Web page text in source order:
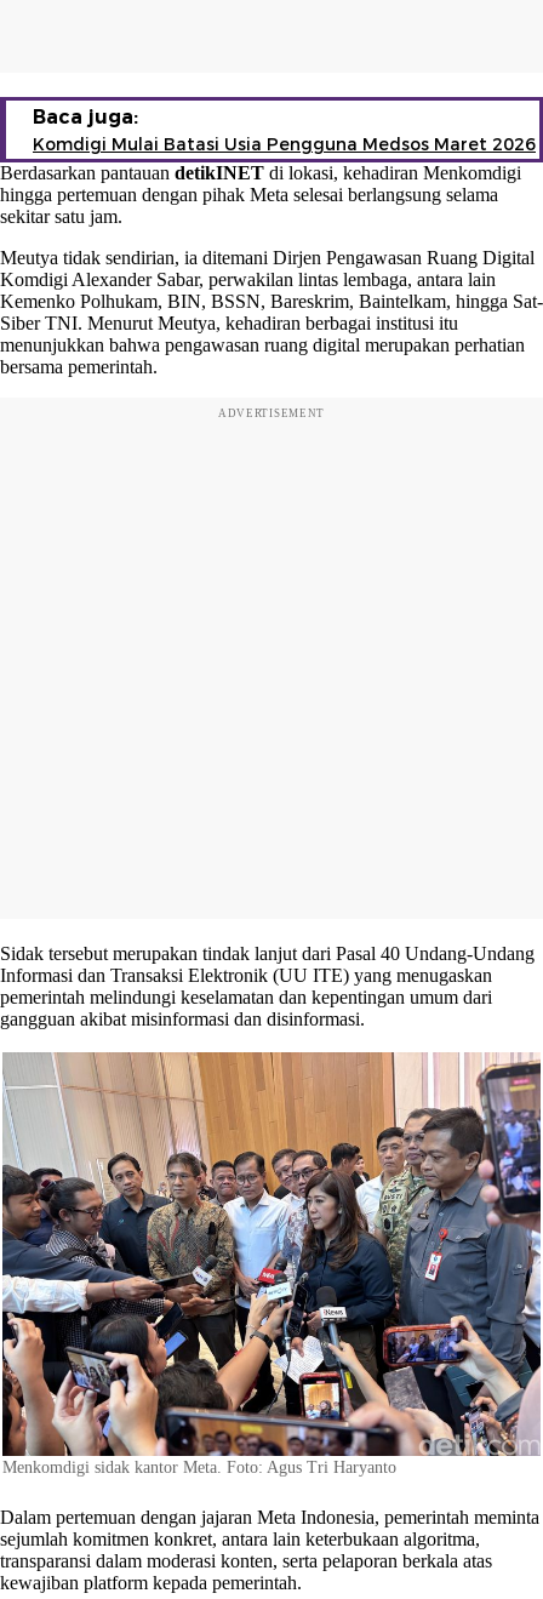
Baca juga:
Komdigi Mulai Batasi Usia Pengguna Medsos Maret 2026
Berdasarkan pantauan detikINET di lokasi, kehadiran Menkomdigi
hingga pertemuan dengan pihak Meta selesai berlangsung selama
sekitar satu jam.
Meutya tidak sendirian, ia ditemani Dirjen Pengawasan Ruang Digital
Komdigi Alexander Sabar, perwakilan lintas lembaga, antara lain
Kemenko Polhukam, BIN, BSSN, Bareskrim, Baintelkam, hingga Sat-
Siber TNI. Menurut Meutya, kehadiran berbagai institusi itu
menunjukkan bahwa pengawasan ruang digital merupakan perhatian
bersama pemerintah.
ADVERTISEMENT
Sidak tersebut merupakan tindak lanjut dari Pasal 40 Undang-Undang
Informasi dan Transaksi Elektronik (UU ITE) yang menugaskan
pemerintah melindungi keselamatan dan kepentingan umum dari
gangguan akibat misinformasi dan disinformasi.
Menkomdigi sidak kantor Meta. Foto: Agus Tri Haryanto
Dalam pertemuan dengan jajaran Meta Indonesia, pemerintah meminta
sejumlah komitmen konkret, antara lain keterbukaan algoritma,
transparansi dalam moderasi konten, serta pelaporan berkala atas
kewajiban platform kepada pemerintah.